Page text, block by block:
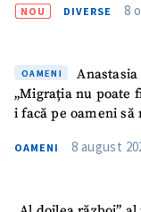
NOU DIVERSE 8
OAMENI
„Migrația nu poate
i facă pe oameni să
OAMENI 8 august
Sursă
Email+
Telefon
+